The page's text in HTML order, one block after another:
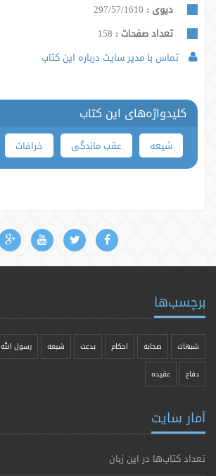
دیوی : 297/57/1610
تعداد صفحات :
تماس با مدیر سایت درباره این کتاب
کلیدواژه‌های این کتاب
شیعه عقب ماندگی خرافات
برچسب‌ها
شبهات صحابه احکام بدعت شیعه رسول الله
دفاع عقیده
آمار سایت
تعداد کتاب‌ها در این زبان